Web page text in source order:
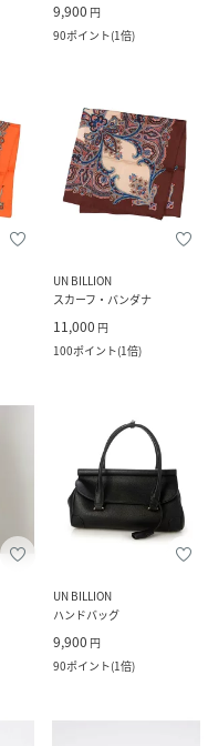
9,900 円
90ポイント(1倍)
UN BILLION
スカーフ・バンダナ
11,000 円
100ポイント(1倍)
UN BILLION
ハンドバッグ
9,900 円
90ポイント(1倍)